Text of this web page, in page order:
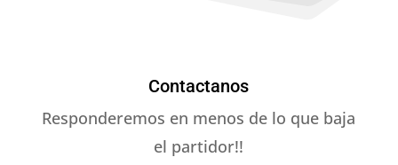
Contactanos
Responderemos en menos de lo que baja
el partidor!!